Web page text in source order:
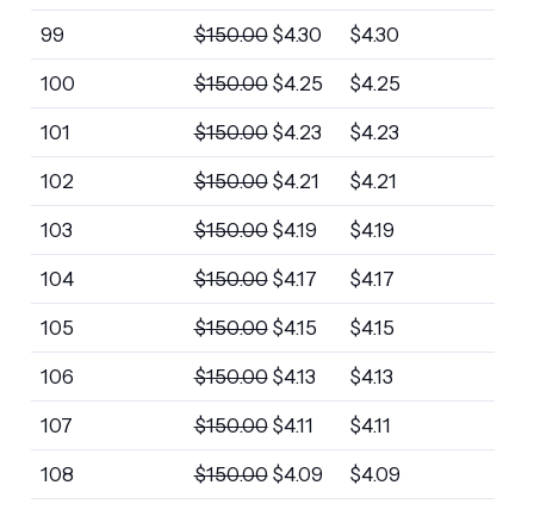
99 $150.00 $4.30 $4.30
100 $150.00 $4.25 $4.25
101 $150.00 $4.23 $4.23
102 $150.00 $4.21 $4.21
103 $150.00 $4.19 $4.19
104 $150.00 $4.17 $4.17
105 $150.00 $4.15 $4.15
106 $150.00 $4.13 $4.13
107 $150.00 $4.11 $4.11
108 $150.00 $4.09 $4.09